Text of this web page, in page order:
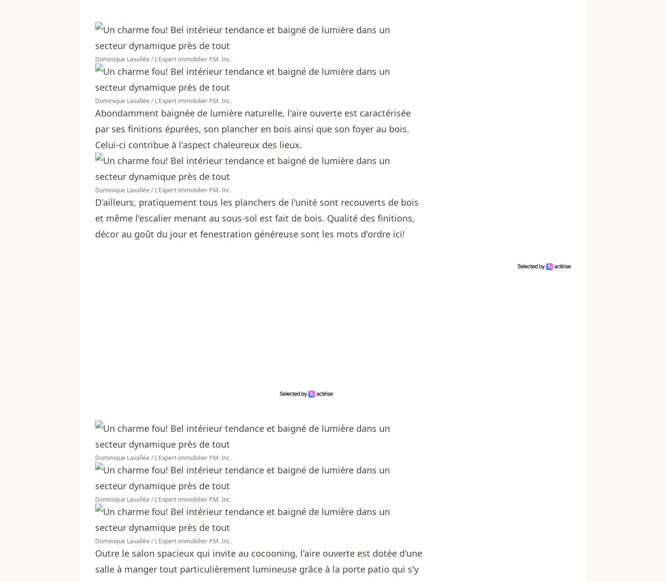
Dominique Lavallée / L'Expert immobilier P.M. Inc.
Dominique Lavallée / L'Expert immobilier P.M. Inc.
Abondamment baignée de lumière naturelle, l'aire ouverte est caractérisée
par ses finitions épurées, son plancher en bois ainsi que son foyer au bois.
Celui-ci contribue à l'aspect chaleureux des lieux.
Dominique Lavallée / L'Expert immobilier P.M. Inc.
D'ailleurs, pratiquement tous les planchers de l'unité sont recouverts de bois
et même l'escalier menant au sous-sol est fait de bois. Qualité des finitions,
décor au goût du jour et fenestration généreuse sont les mots d'ordre ici!
Dominique Lavallée / L'Expert immobilier P.M. Inc.
Dominique Lavallée / L'Expert immobilier P.M. Inc.
Dominique Lavallée / L'Expert immobilier P.M. Inc.
Outre le salon spacieux qui invite au cocooning, l'aire ouverte est dotée d'une
salle à manger tout particulièrement lumineuse grâce à la porte patio qui s'y